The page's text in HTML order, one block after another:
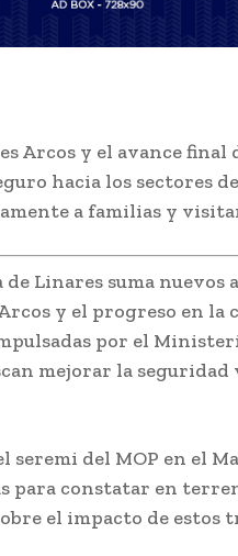
Arcos y el avance final
hacia los sectores
a familias y
Linares suma nuevos
y el progreso en la
por el
mejorar la seguridad
del MOP en el
constatar en
el impacto de estos